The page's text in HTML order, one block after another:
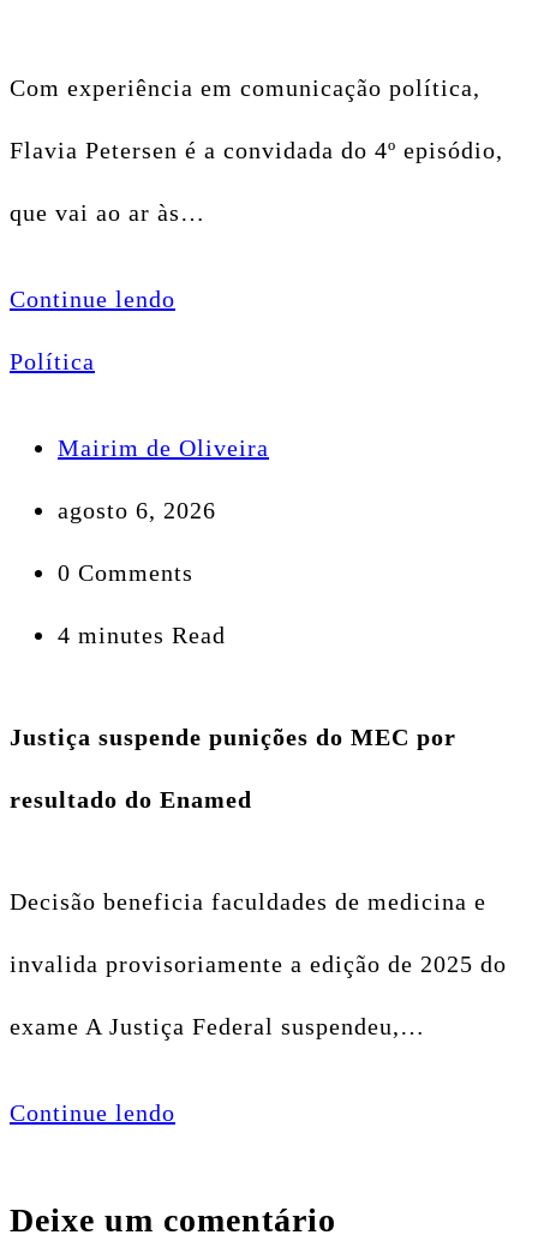
Com experiência em comunicação política,
Flavia Petersen é a convidada do 4º episódio,
que vai ao ar às…
Continue lendo
Política
Mairim de Oliveira
agosto 6, 2026
0 Comments
4 minutes Read
Justiça suspende punições do MEC por
resultado do Enamed
Decisão beneficia faculdades de medicina e
invalida provisoriamente a edição de 2025 do
exame A Justiça Federal suspendeu,…
Continue lendo
Deixe um comentário